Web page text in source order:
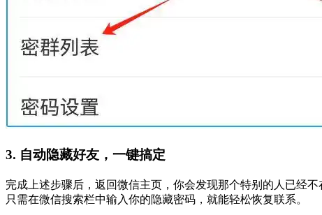
3. 自动隐藏好友，一键搞定
完成上述步骤后，返回微信主页，你会发现那个特别的人已经
只需在微信搜索栏中输入你的隐藏密码，就能轻松恢复联系。